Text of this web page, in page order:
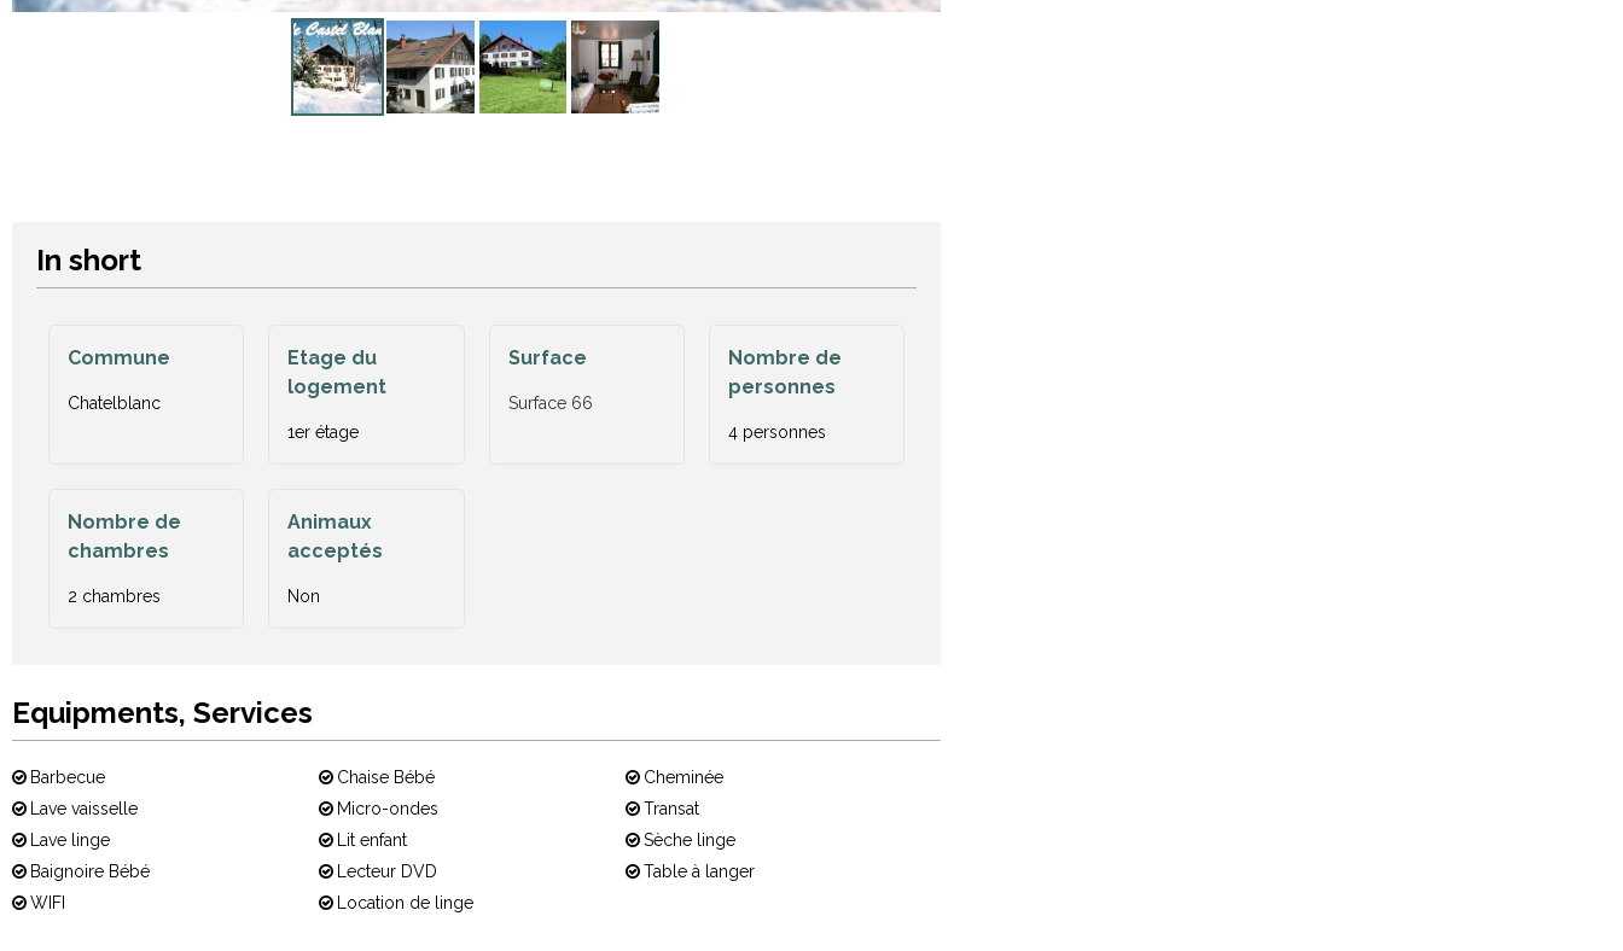
In short
Commune
Chatelblanc
Etage du
logement
1er étage
Surface
Surface 66
Nombre de
personnes
4 personnes
Nombre de
chambres
2 chambres
Animaux
acceptés
Non
Equipments, Services
Barbecue Chaise Bébé
Cheminée
Lave vaisselle
Micro-ondes
Transat
Lave linge
Lit enfant
Sèche linge
Baignoire Bébé
Lecteur DVD
Table à langer
WIFI
Location de linge